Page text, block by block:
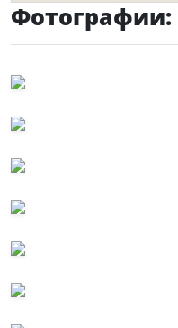
Фотографии: